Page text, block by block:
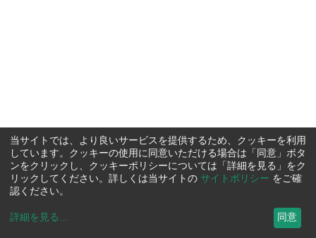
当サイトでは、より良いサービスを提供するため、クッキーを利用
しています。クッキーの使用に同意いただける場合は「同意」ボタ
ンをクリックし、クッキーポリシーについては「詳細を見る」をク
リックしてください。詳しくは当サイトの サイトポリシー をご確
認ください。
詳細を見る ... 同意